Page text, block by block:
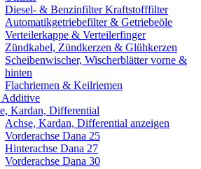
Diesel- & Benzinfilter Kraftstofffilter
Automatikgetriebefilter & Getriebeöle
Verteilerkappe & Verteilerfinger
Zündkabel, Zündkerzen & Glühkerzen
Scheibenwischer, Wischerblätter vorne &
hinten
Flachriemen & Keilriemen
Kardan, Differential
Achse, Kardan, Differential anzeigen
Vorderachse Dana 25
Hinterachse Dana 27
Vorderachse Dana 30